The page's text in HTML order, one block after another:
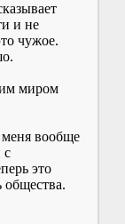
и не
чужое.
миром
меня вообще
с
это
общества.